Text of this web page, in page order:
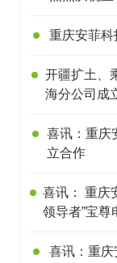
重庆安菲
开疆扩土、
海分公司成
喜讯：重庆
立合作
喜讯： 重庆
领导者”宝尊
喜讯：重